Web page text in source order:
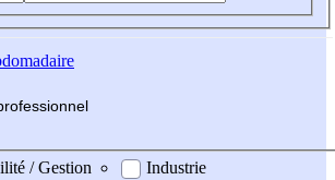
fessionnel
/ Gestion
Industrie